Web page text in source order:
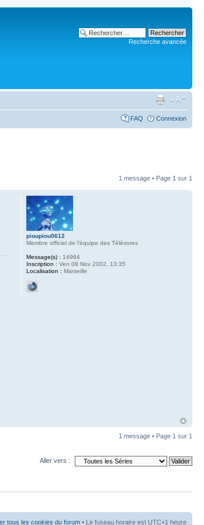
Recherche avancée
FAQ Connexion
1 message • Page 1 sur 1
pioupiou0612
Membre officiel de l'équipe des Télévores
Message(s) : 14964
Inscription : Ven 08 Nov 2002, 13:35
Localisation : Marseille
1 message • Page 1 sur 1
Aller vers :
tous les cookies du forum • Le fuseau horaire est UTC+1 heure